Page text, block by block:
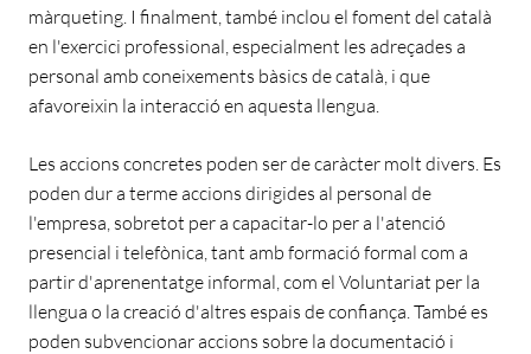
màrqueting. I finalment, també inclou el foment del català
en l'exercici professional, especialment les adreçades a
personal amb coneixements bàsics de català, i que
afavoreixin la interacció en aquesta llengua.
Les accions concretes poden ser de caràcter molt divers. Es
poden dur a terme accions dirigides al personal de
l'empresa, sobretot per a capacitar-lo per a l'atenció
presencial i telefònica, tant amb formació formal com a
partir d'aprenentatge informal, com el Voluntariat per la
llengua o la creació d'altres espais de confiança. També es
poden subvencionar accions sobre la documentació i